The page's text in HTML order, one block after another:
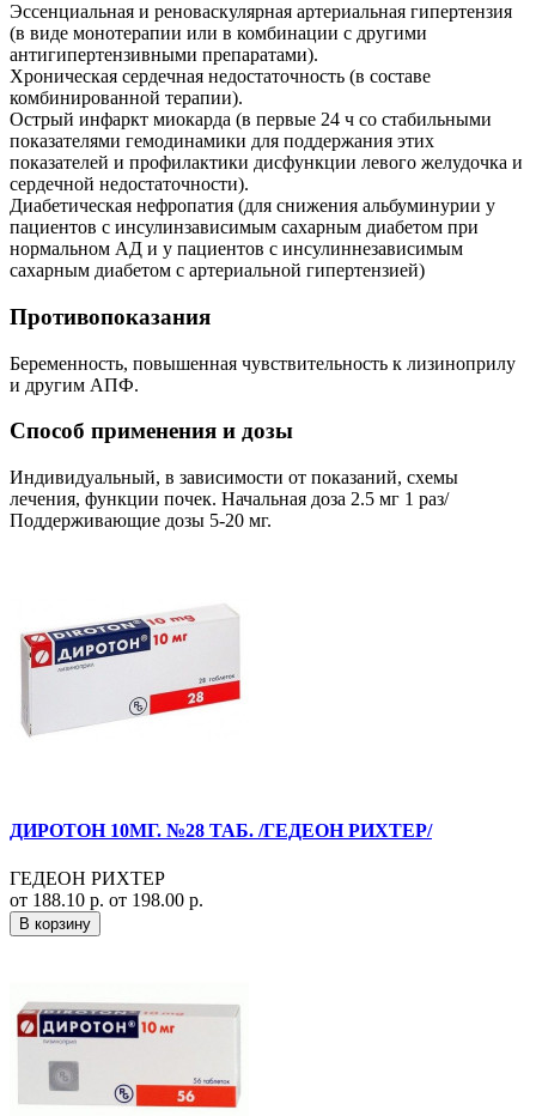
Эссенциальная и реноваскулярная артериальная гипертензия
(в виде монотерапии или в комбинации с другими
антигипертензивными препаратами).
Хроническая сердечная недостаточность (в составе
комбинированной терапии).
Острый инфаркт миокарда (в первые 24 ч со стабильными
показателями гемодинамики для поддержания этих
показателей и профилактики дисфункции левого желудочка и
сердечной недостаточности).
Диабетическая нефропатия (для снижения альбуминурии у
пациентов с инсулинзависимым сахарным диабетом при
нормальном АД и у пациентов с инсулиннезависимым
сахарным диабетом с артериальной гипертензией)
Противопоказания
Беременность, повышенная чувствительность к лизиноприлу
и другим АПФ.
Способ применения и дозы
Индивидуальный, в зависимости от показаний, схемы
лечения, функции почек. Начальная доза 2.5 мг 1 раз/
Поддерживающие дозы 5-20 мг.
ДИРОТОН 10МГ. №28 ТАБ. /ГЕДЕОН РИХТЕР/
ГЕДЕОН РИХТЕР
от 188.10 р. от 198.00 р.
В корзину